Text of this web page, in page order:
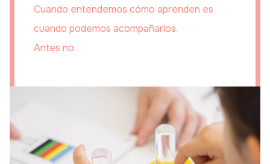
Cuando entendemos cómo aprenden es
cuando podemos acompañarlos.
Antes no.